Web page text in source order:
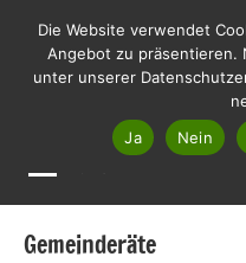
springen
LHL
Liste
Haslach
Lebenswert
Gemeinderäte
Die Website verwendet
Angebot zu präsentieren.
unter unserer
Ja
Nein